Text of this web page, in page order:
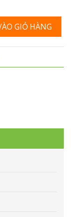
GIỎ HÀNG